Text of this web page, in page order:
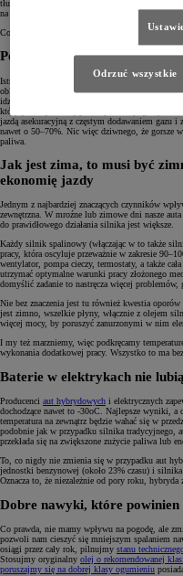
tłumaczą to ty, że podczas jazdy po drodze zbyt
na powtarzalny wynik.
Co zatem warto wiedzieć o czynnikach, na które
Pogoda na jazdę, czyli jak
Istnieją warunki atmosferyczne, które znacząco
oblodzona droga czy padający śnieg wymuszają
idzie – mniejszą płynność. Szczególnie
który jest najbardziej podatny na niepogodę. Ten
jazdą asekuracyjną z częstym dodawaniem gazu
nawet o 50–70%. Nic więc dziwnego, że gorsze
paliwa.
Jak jest zima, to musi być
ekonomię jazdy
Jednym z najbardziej znaczących czynników
zewnętrzna. W mroźne lub zimowe dni nasze
do prawidłowego działania silnika jest większe.
Każdy silnik spalinowy (włączając w to także
pracy, która oscyluje przeważnie w zakresie
wentylator, pompa cieczy, termostaty, a także
utrzymać optymalne warunki pracy złożonego
domyślić zadanie to nastręcza więcej problemów,
Nie bez znaczenia jest tu również kwestia
jest zimno, wszelkie płyny, włącznie z olejem
więcej mocy, by poruszyć zanurzonymi w nim
I my też marzniemy, więc podkręcamy
wykonania dodatkowej pracy. Wszystko to ma
Baterie w elektrykach nie
Producenci aut hybrydowych i elektrycznych
dochodzące nawet to -30oC. Najlepsze wyniki,
temperatura na zewnątrz będzie wahać się w
podobnie jak w przypadku silnika tradycyjnego,
przekłada się na zwiększone zużycie paliwa lub
To, co nigdy nie zmienia się w przypadku aut
jednostki benzynowej (około 23% czasu) i
Oznacza to, że niezależnie od pory roku, hybryda
Dobre nawyki, które powinien
Co prawda, nie mamy wpływu na pogodę, ale
pozwoli nam cieszyć się mniejszym spalaniem
osiągi przez cały rok, pilnujmy stanu
Stosujmy oryginalny olej o rekomendowanej
poruszajmy się na dobrej klasy ogumieniu
Odrzuć wszystkie